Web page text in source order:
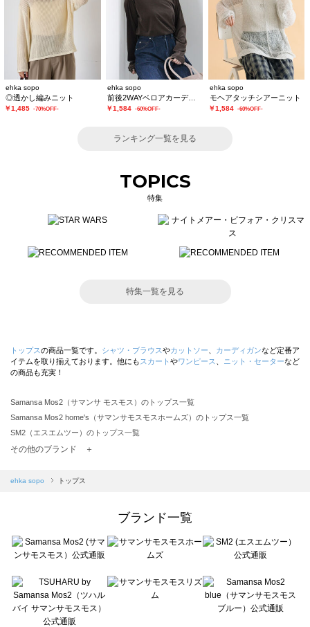
ehka sopo
◎透かし編みニット
￥1,485 -70%OFF-
ehka sopo
￥1,584 -60%OFF-
ehka sopo
モヘアタッチシアーニット
￥1,584 -60%OFF-
ランキング一覧を見る
TOPICS
特集
特集一覧を見る
トップスの商品一覧です。 シャツ・ブラウスやカットソー カーディガンなど定番ア
イテムを取り揃えております。他にも スカート やワンピース ニット・セーターなど
の商品も充実！
Samansa Mos2（サマンサ モスモス）のトップス一覧
Samansa Mos2 home's（サマンサモスモスホームズ）のトップス一覧
SM2（エスエムツー）のトップス一覧
TSUHARU by Samansa Mos2（ツハルバイサマンサモスモス）のトップス一覧
Samansa Mos2 blue（サマンサモスモス ブルー）のトップス一覧
sō4ū（ソウフォーユー）のトップス一覧
Te chichi（テチチ）のトップス一覧
Te chichi CLASSIC（テチチ クラシック）のトップス一覧
Lugnoncure（ルノンキュール）のトップス一覧
BETTY'S BLUE（べティーズブルー）のトップス一覧
Wpc.（ワールドパーティー）のトップス一覧
その他のブランド ＋
ehka sopo トップス
ブランド一覧